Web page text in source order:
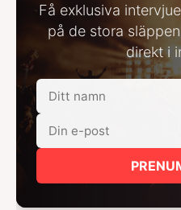
Få exklusiva
på de stora
direkt i